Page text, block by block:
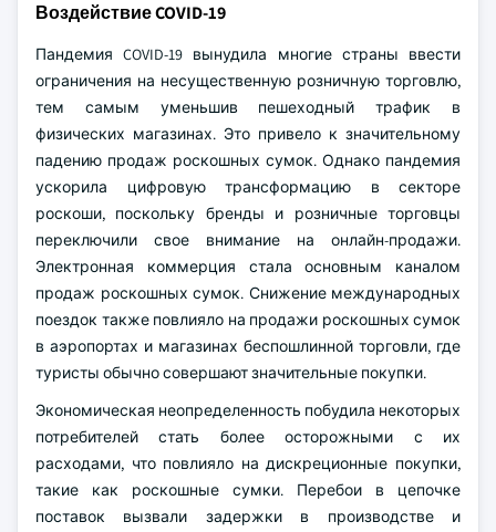
Воздействие COVID-19
Пандемия COVID-19 вынудила многие страны ввести
ограничения на несущественную розничную торговлю,
тем самым уменьшив пешеходный трафик в
физических магазинах. Это привело к значительному
падению продаж роскошных сумок. Однако пандемия
ускорила цифровую трансформацию в секторе
роскоши, поскольку бренды и розничные торговцы
переключили свое внимание на онлайн-продажи.
Электронная коммерция стала основным каналом
продаж роскошных сумок. Снижение международных
поездок также повлияло на продажи роскошных сумок
в аэропортах и магазинах беспошлинной торговли, где
туристы обычно совершают значительные покупки.
Экономическая неопределенность побудила некоторых
потребителей стать более осторожными с их
расходами, что повлияло на дискреционные покупки,
такие как роскошные сумки. Перебои в цепочке
поставок вызвали задержки в производстве и